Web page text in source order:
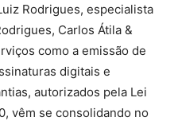
Rodrigues, especialista
Carlos Átila &
como a emissão de
digitais e
autorizados pela Lei
vêm se consolidando no